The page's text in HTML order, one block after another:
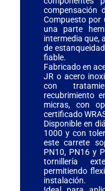
compensación
Compuesto por
una parte
intermedia que,
de
fiable.
Fabricado en
JR o acero
con
recubrimiento
micras, con
certificado
Disponible en
1000 y con
este carrete
PN10, PN16 y
tornillería
permitiendo
instalación.